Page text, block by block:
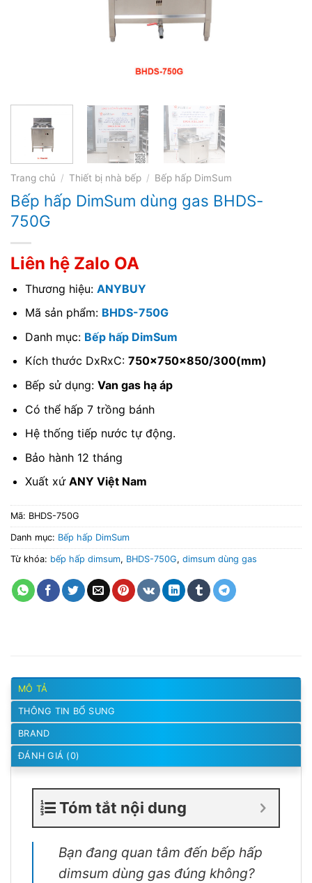
Trang chủ / Thiết bị nhà bếp / Bếp hấp DimSum
Bếp hấp DimSum dùng gas BHDS-
750G
Liên hệ Zalo OA
Thương hiệu: ANYBUY
Mã sản phẩm: BHDS-750G
Danh mục: Bếp hấp DimSum
Kích thước DxRxC: 750x750x850/300(mm)
Bếp sử dụng: Van gas hạ áp
Có thể hấp 7 trồng bánh
Hệ thống tiếp nước tự động.
Bảo hành 12 tháng
Xuất xứ ANY Việt Nam
Mã: BHDS-750G
Danh mục: Bếp hấp DimSum
Từ khóa: bếp hấp dimsum, BHDS-750G, dimsum dùng gas
MÔ TẢ
THÔNG TIN BỔ SUNG
BRAND
ĐÁNH GIÁ (0)
Tóm tắt nội dung
Bạn đang quan tâm đến bếp hấp
dimsum dùng gas đúng không?